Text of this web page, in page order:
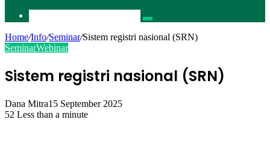
Pencarian
Home/Info/Seminar/Sistem registri nasional (SRN)
SeminarWebinar
Sistem registri nasional (SRN)
Dana Mitra15 September 2025
52 Less than a minute